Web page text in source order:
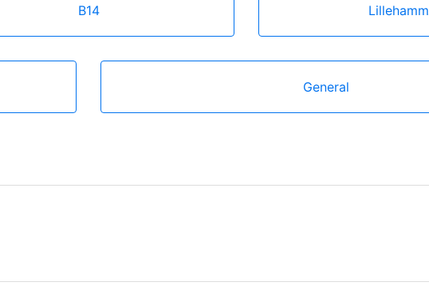
B14
General